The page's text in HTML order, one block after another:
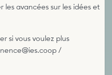
les avancées sur les idées et
si vous voulez plus
/